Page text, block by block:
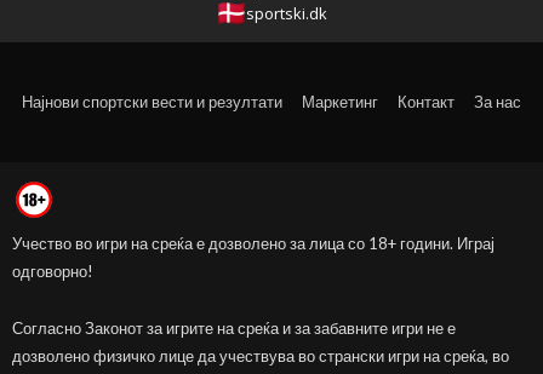
sportski.dk
Најнови спортски вести и резултати Маркетинг Контакт За нас
Учество во игри на среќа е дозволено за лица со 18+ години. Играј
одговорно!
Согласно Законот за игрите на среќа и за забавните игри не е
дозволено физичко лице да учествува во странски игри на среќа, во